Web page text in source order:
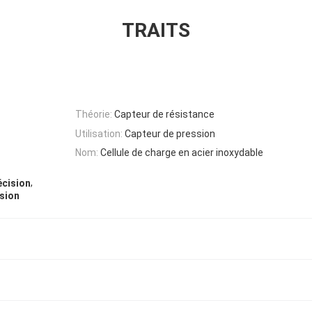
TRAITS
Théorie: Capteur de résistance
Utilisation: Capteur de pression
Nom: Cellule de charge en acier inoxydable
,